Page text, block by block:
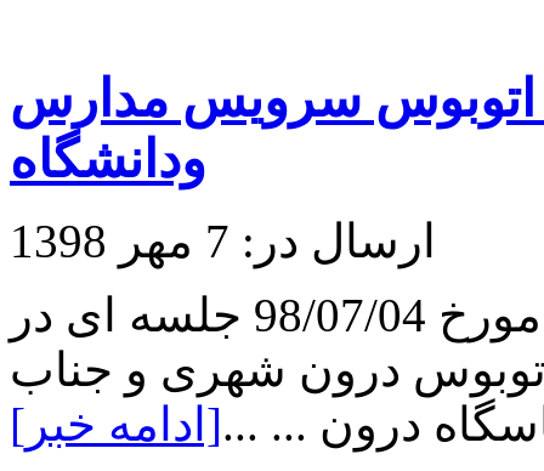
اتوبوس سرویس مدارس
ودانشگاه
ارسال در: 7 مهر 1398
در روز پنجشنبه ساعت 9:30 مورخ 98/07/04 جلسه ای در
اتوبوس درون شهری و جناب
درون ... ...[ادامه خبر]